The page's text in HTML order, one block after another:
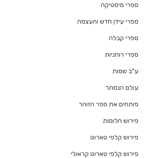
ספרי מיסטיקה
ספרי עידן חדש והעצמה
ספרי קבלה
ספרי רוחניות
ע"ב שמות
עולם הנסתר
פותחים את ספר הזוהר
פירוש חלומות
פירוש קלפי טארוט
פירוש קלפי טארוט קראולי